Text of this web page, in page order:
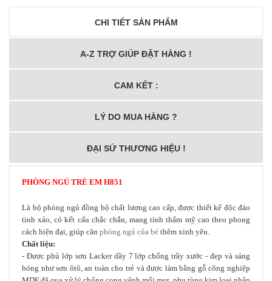
CHI TIẾT SẢN PHẨM
A-Z TRỢ GIÚP ĐẶT HÀNG !
CAM KẾT :
LÝ DO MUA HÀNG ?
ĐẠI SỨ THƯƠNG HIỆU !
PHÒNG NGỦ TRẺ EM H851
Là bộ phòng ngủ đồng bộ chất lượng cao cấp, được thiết kế độc đáo
tinh xảo, có kết cấu chắc chắn, mang tính thẩm mỹ cao theo phong
cách hiện đại, giúp căn phòng ngủ của bé thêm xinh yêu.
Chất liệu:
- Được phủ lớp sơn Lacker dầy 7 lớp chống trầy xước - đẹp và sáng
bóng như sơn ôtô, an toàn cho trẻ và được làm bằng gỗ công nghiệp